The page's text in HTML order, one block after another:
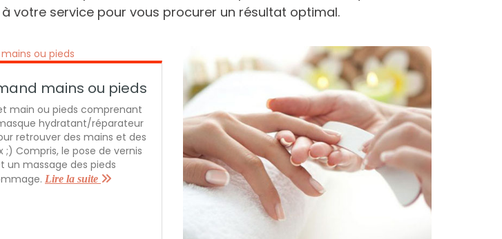
votre service pour vous procurer un résultat optimal.
mains ou pieds
main ou pieds comprenant
hydratant/réparateur
retrouver des mains et des
;) Compris, le pose de vernis
un massage des pieds
Lire la suite